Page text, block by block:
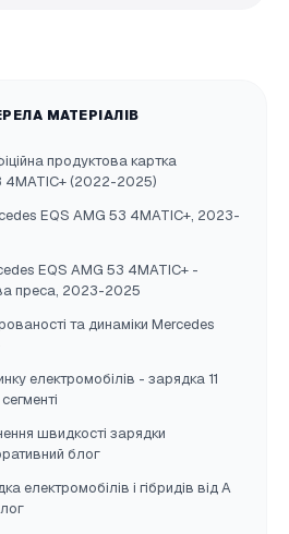
МАТЕРІАЛІВ
продуктова картка
4MATIC+ (2022-2025)
EQS AMG 53 4MATIC+, 2023-
EQS AMG 53 4MATIC+ -
преса, 2023-2025
та динаміки Mercedes
електромобілів - зарядка 11
швидкості зарядки
блог
електромобілів і гібридів від А